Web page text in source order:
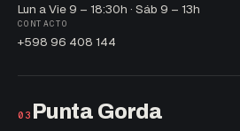
Lun a Vie 9 – 18:30h · Sáb 9 – 13h
CONTACTO
+598 96 408 144
03 Punta Gorda